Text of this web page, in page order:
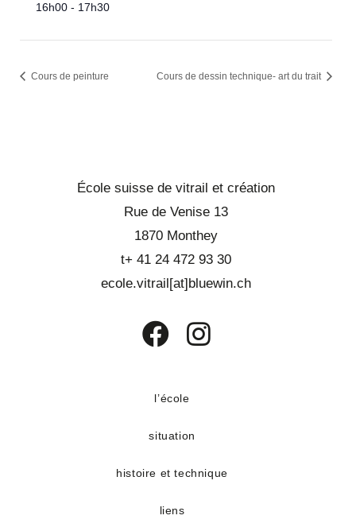
16h00 - 17h30
Cours de peinture Cours de dessin technique- art du trait
École suisse de vitrail et création
Rue de Venise 13
1870 Monthey
t+ 41 24 472 93 30
ecole.vitrail[at]bluewin.ch
un
onglet
l’école
situation
histoire et technique
liens